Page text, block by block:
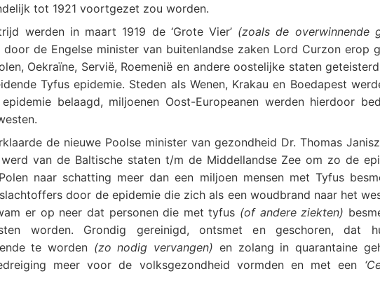
tot 1921 voortgezet zou worden.
werden in maart 1919 de ‘Grote Vier’ (zoals de overwinnende
door de Engelse minister van buitenlandse zaken Lord Curzon erop
Oekraïne, Servië, Roemenië en andere oostelijke staten
Tyfus epidemie. Steden als Wenen, Krakau en Boedapest
belaagd, miljoenen Oost-Europeanen werden hierdoor
de nieuwe Poolse minister van gezondheid Dr. Thomas
van de Baltische staten t/m de Middellandse Zee om zo de
naar schatting meer dan een miljoen mensen met Tyfus
door de epidemie die zich als een woudbrand naar het
er op neer dat personen die met tyfus (of andere ziekten)
worden. Grondig gereinigd, ontsmet en geschoren, dat
te worden (zo nodig vervangen) en zolang in quarantaine
meer voor de volksgezondheid vormden en met een